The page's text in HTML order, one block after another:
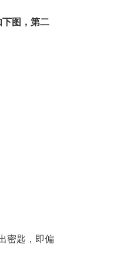
图，第二
密匙，即偏